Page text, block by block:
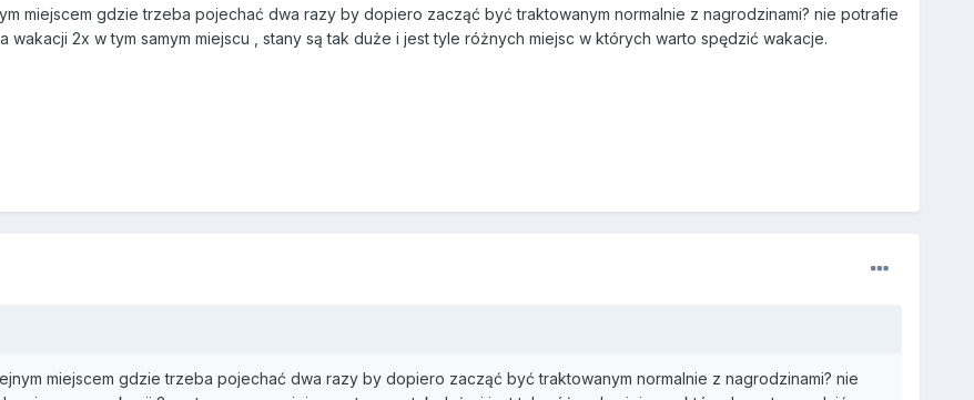
miejscem gdzie trzeba pojechać dwa razy by dopiero zacząć być traktowanym normalnie z nagrodzinami? nie potrafie
wakacji 2x w tym samym miejscu , stany są tak duże i jest tyle różnych miejsc w których warto spędzić wakacje.
miejscem gdzie trzeba pojechać dwa razy by dopiero zacząć być traktowanym normalnie z nagrodzinami? nie